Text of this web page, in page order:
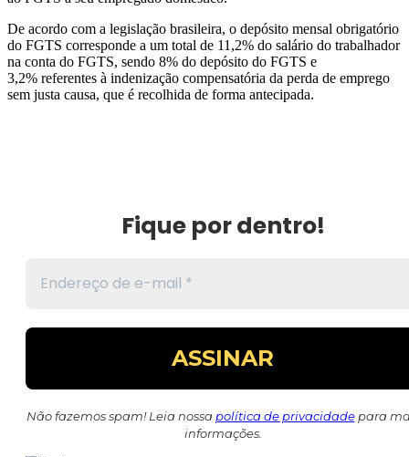
De acordo com a legislação brasileira, o depósito mensal obrigatório
do FGTS corresponde a um total de 11,2% do salário do trabalhador
na conta do FGTS, sendo 8% do depósito do FGTS e
3,2% referentes à indenização compensatória da perda de emprego
sem justa causa, que é recolhida de forma antecipada.
Fique por dentro!
Não fazemos spam! Leia nossa política de privacidadepara
informações.